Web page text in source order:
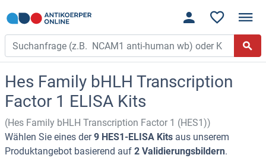
Hes Family bHLH Transcription
Factor 1 ELISA Kits
(Hes Family bHLH Transcription Factor 1 (HES1))
Wählen Sie eines der9 HES1-ELISA Kits aus unserem
Produktangebot basierend auf 2 Validierungsbildern.